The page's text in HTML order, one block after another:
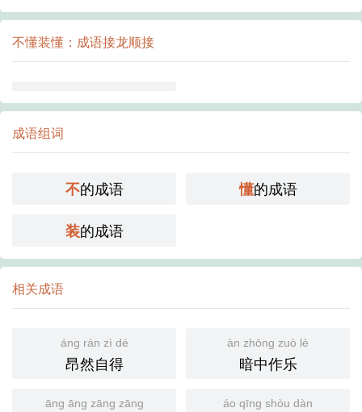
不懂装懂：成语接龙顺接
成语组词
不的成语 懂的成语
装的成语
相关成语
áng rán zì dé
昂然自得
àn zhōng zuò lè
暗中作乐
āng āng zāng zāng áo qīng shòu dàn